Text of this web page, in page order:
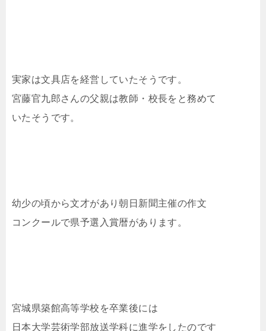
実家は文具店を経営していたそうです。
宮藤官九郎さんの父親は教師・校長をと務めて
いたそうです。
幼少の頃から文才があり朝日新聞主催の作文
コンクールで県予選入賞暦があります。
宮城県築館高等学校を卒業後には
日本大学芸術学部放送学科に進学をしたのです